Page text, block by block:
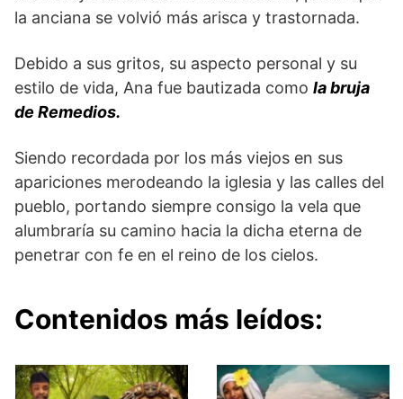
la anciana se volvió más arisca y trastornada.
Debido a sus gritos, su aspecto personal y su
estilo de vida, Ana fue bautizada como la bruja
de Remedios.
Siendo recordada por los más viejos en sus
apariciones merodeando la iglesia y las calles del
pueblo, portando siempre consigo la vela que
alumbraría su camino hacia la dicha eterna de
penetrar con fe en el reino de los cielos.
Contenidos más leídos: